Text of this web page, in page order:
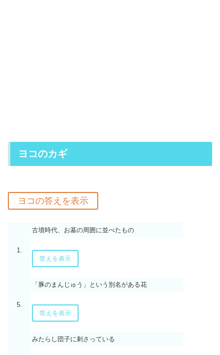
ヨコのカギ
1.
古墳時代、お墓の周囲に並べたもの
答えを表示
5.
「豚のまんじゅう」という別名がある花
答えを表示
みたらし団子に刺さっている